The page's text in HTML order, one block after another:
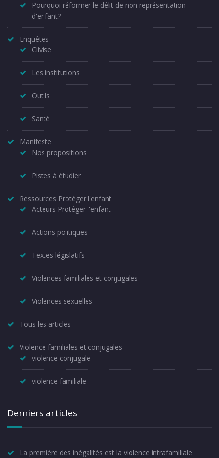
Pourquoi réformer le délit de non représentation
d'enfant?
Enquêtes
Ciivise
Les institutions
Outils
Santé
Manifeste
Nos propositions
Pistes à étudier
Ressources Protéger l'enfant
Acteurs Protéger l'enfant
Actions politiques
Textes législatifs
Violences familiales et conjugales
Violences sexuelles
Tous les articles
Violence familiales et conjugales
violence conjugale
violence familiale
Derniers articles
La première des inégalités est la violence intrafamiliale